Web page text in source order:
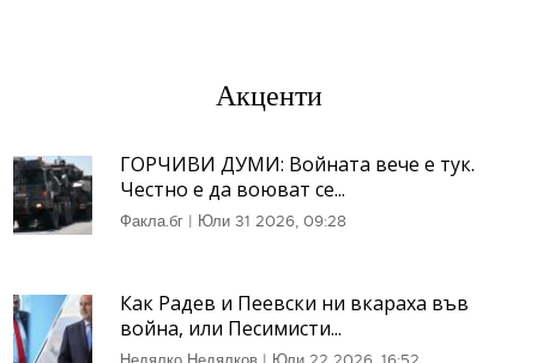
Акценти
ГОРЧИВИ ДУМИ: Войната вече е тук.
Честно е да воюват се...
Факла.бг | Юли 31 2026, 09:28
Как Радев и Пеевски ни вкараха във
война, или Песимисти...